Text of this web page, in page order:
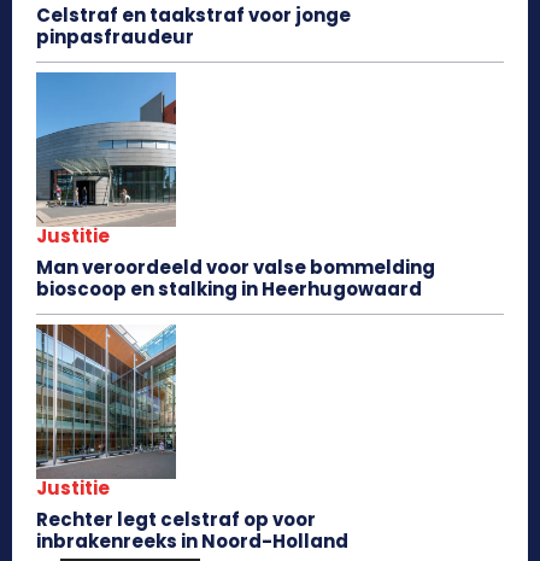
Celstraf en taakstraf voor jonge
pinpasfraudeur
Justitie
Man veroordeeld voor valse bommelding
bioscoop en stalking in Heerhugowaard
Justitie
Rechter legt celstraf op voor
inbrakenreeks in Noord-Holland